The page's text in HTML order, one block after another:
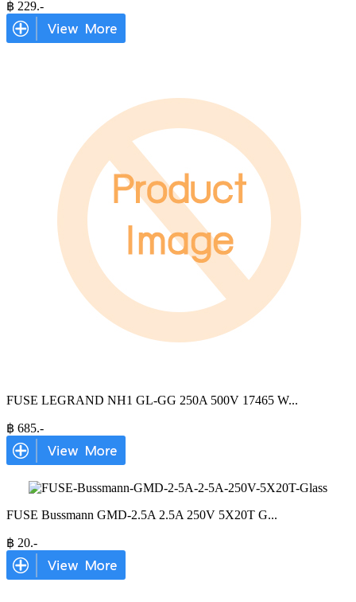
฿ 229.-
FUSE LEGRAND NH1 GL-GG 250A 500V 17465 W...
฿ 685.-
FUSE Bussmann GMD-2.5A 2.5A 250V 5X20T G...
฿ 20.-